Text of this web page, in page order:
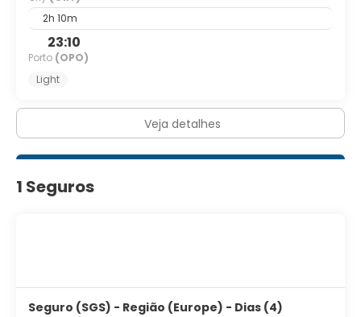
2h 10m
23:10
Porto (OPO)
Light
Veja detalhes
1 Seguros
Seguro (SGS) - Região (Europe) - Dias (4)